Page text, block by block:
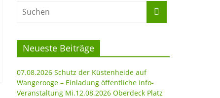
Neueste Beiträge
07.08.2026 Schutz der Küstenheide auf
Wangerooge – Einladung öffentliche Info-
Veranstaltung Mi.12.08.2026 Oberdeck Platz